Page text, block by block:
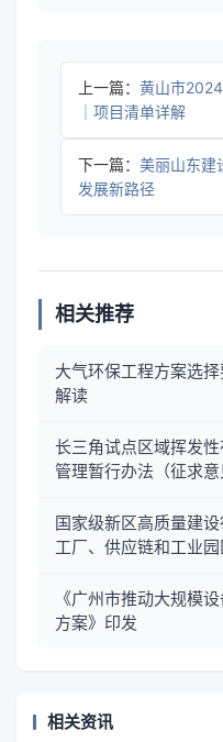
上一篇： 黄山市
｜项目清单详解
下一篇： 美丽山东建
发展新路径
相关推荐
大气环保工程方案选
解读
长三角试点区域挥发
管理暂行办法（征求意
国家级新区高质量建
工厂、供应链和工业园
《广州市推动大规模
方案》印发
相关资讯